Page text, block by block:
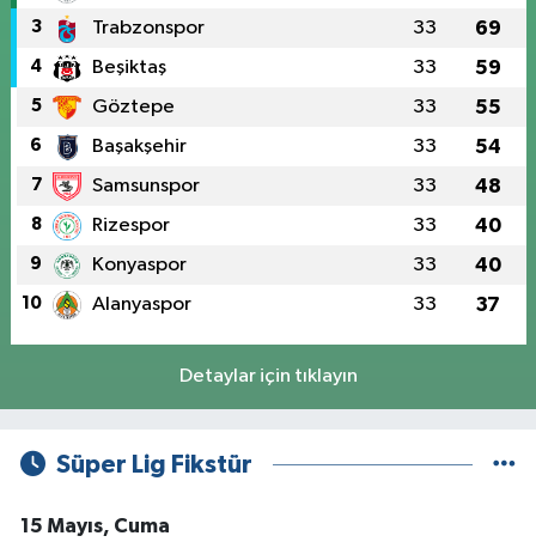
3 Trabzonspor 33 69
4 Beşiktaş 33 59
5 Göztepe 33 55
6 Başakşehir 33 54
7 Samsunspor 33 48
8 Rizespor 33 40
9 Konyaspor 33 40
10 Alanyaspor 33 37
Detaylar için tıklayın
Süper Lig Fikstür
15 Mayıs, Cuma